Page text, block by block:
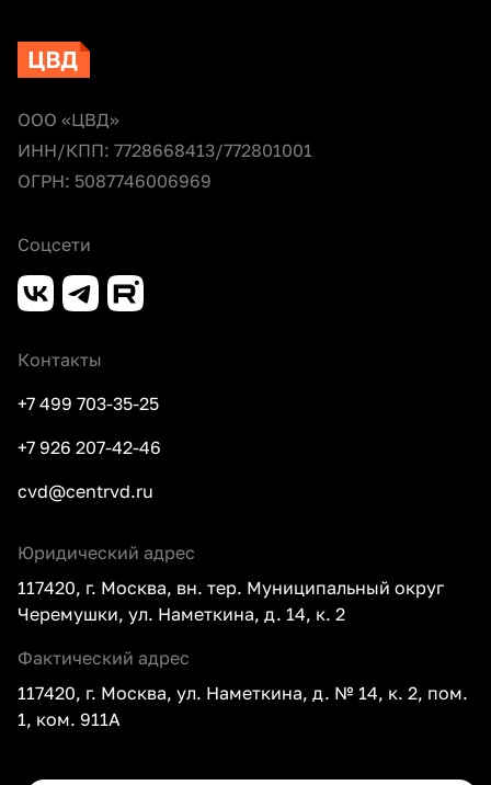
ООО «ЦВД»
ИНН/КПП: 7728668413/772801001
ОГРН: 5087746006969
Соцсети
Контакты
+7 499 703-35-25
+7 926 207-42-46
cvd@centrvd.ru
Юридический адрес
117420, г. Москва, вн. тер. Муниципальный округ
Черемушки, ул. Наметкина, д. 14, к. 2
Фактический адрес
117420, г. Москва, ул. Наметкина, д. № 14, к. 2, пом.
1, ком. 911А